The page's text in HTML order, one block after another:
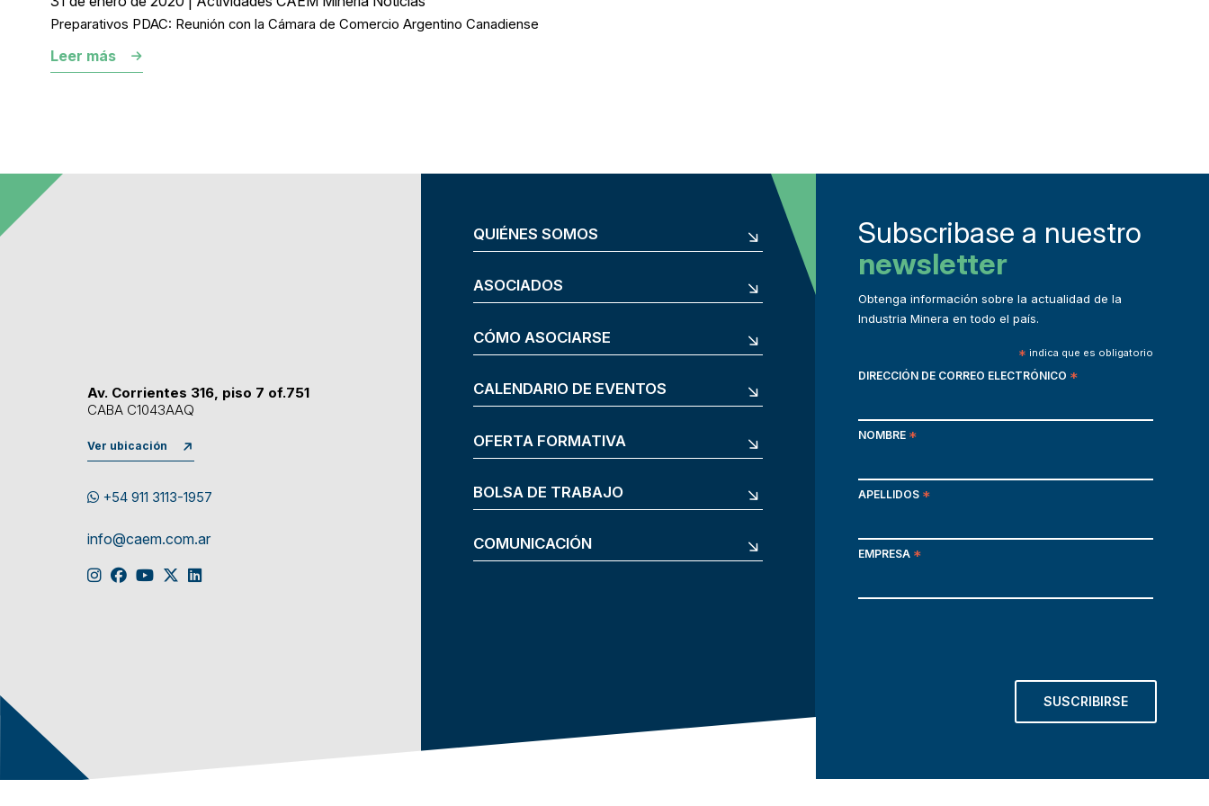
Preparativos PDAC: Reunión con la Cámara de Comercio Argentino Canadiense
Leer más
Av. Corrientes 316, piso 7 of.751
CABA C1043AAQ
Ver ubicación
+54 911 3113-1957
info@caem.com.ar
QUIÉNES SOMOS
ASOCIADOS
CÓMO ASOCIARSE
CALENDARIO DE EVENTOS
OFERTA FORMATIVA
BOLSA DE TRABAJO
COMUNICACIÓN
Subscribase a nuestro
newsletter
Obtenga información sobre la actualidad de la
Industria Minera en todo el país.
* indica que es obligatorio
DIRECCIÓN DE CORREO ELECTRÓNICO *
NOMBRE *
APELLIDOS *
EMPRESA *